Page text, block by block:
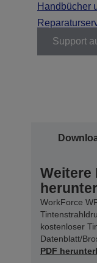
Handbücher
Support
Weitere
WorkForce
kostenloser
Datenblatt/
PDF